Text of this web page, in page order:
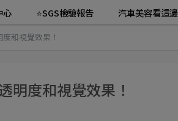
心 ⭐SGS檢驗報告 汽車美容看這邊
和視覺效果！
明度和視覺效果！